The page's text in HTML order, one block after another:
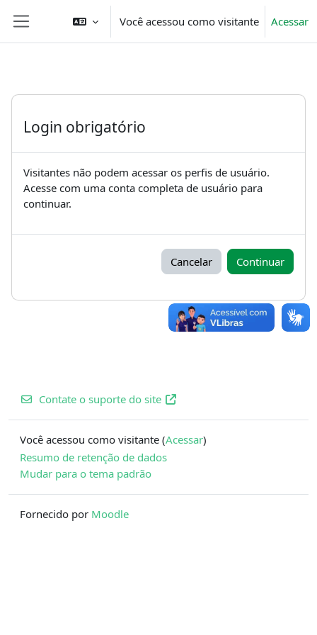
Ir para o conteúdo principal
Você acessou como visitante Acessar
Login obrigatório
Visitantes não podem acessar os perfis de usuário.
Acesse com uma conta completa de usuário para
continuar.
Cancelar Continuar
Contate o suporte do site
Você acessou como visitante (Acessar)
Resumo de retenção de dados
Mudar para o tema padrão
Fornecido por Moodle